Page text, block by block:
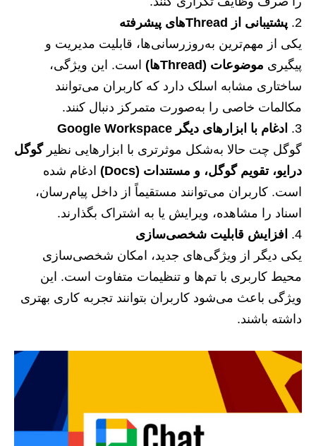
پشتیبانی از Threadهای پیشرفته
یکی از مهم‌ترین به‌روزرسانی‌ها، قابلیت مدیریت و
پیگیری موضوعات (Threadها)
است. این ویژگی،
ساختاری مشابه اسلک دارد که کاربران می‌توانند
مکالمات خاصی را به‌صورت متمرکز دنبال کنند.
ادغام با ابزارهای دیگر Google Workspace
گوگل چت حالا به‌شکل موثرتری با ابزارهایی نظیرگوگل
درایو، تقویم گوگل، و مستندات (Docs)
ادغام شده
است. کاربران می‌توانند مستقیماً از داخل پیام‌رسان،
اسناد را مشاهده، ویرایش یا به اشتراک بگذارند.
افزایش قابلیت شخصی‌سازی
یکی دیگر از ویژگی‌های جدید، امکان شخصی‌سازی
محیط کاربری با تم‌ها و تنظیمات متفاوت است. این
ویژگی باعث می‌شود کاربران بتوانند تجربه کاری بهتری
داشته باشند.